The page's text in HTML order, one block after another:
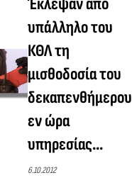
υπάλληλο του
ΚΘΛ τη
μισθοδοσία του
δεκαπενθήμερου
εν ώρα
υπηρεσίας...
6.10.2012